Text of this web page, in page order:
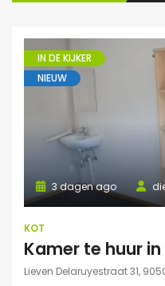
IN DE KIJKER
NIEUW
3 dagen ago
KOT
Kamer te huur
Lieven Delaruyestraat 31,